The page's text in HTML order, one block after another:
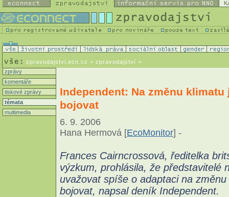
zpravodajstvi.ecn.cz > zpravodajství >
zprávy
komentáře
tiskové zprávy
témata
multimedia
Independent: Na změnu
bojovat
6. 9. 2006
Hana Hermová [EcoMonitor] -
Frances Cairncrossová, ředitelka
výzkum, prohlásila, že představitelé
uvažovat spíše o adaptaci na
bojovat, napsal deník Independent.